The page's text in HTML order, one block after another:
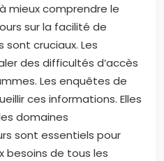
mieux comprendre le
sur la facilité de
cruciaux. Les
des difficultés d’accès
Les enquêtes de
ces informations. Elles
domaines
sont essentiels pour
besoins de tous les